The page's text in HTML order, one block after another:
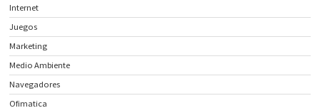
Internet
Juegos
Marketing
Medio Ambiente
Navegadores
Ofimatica